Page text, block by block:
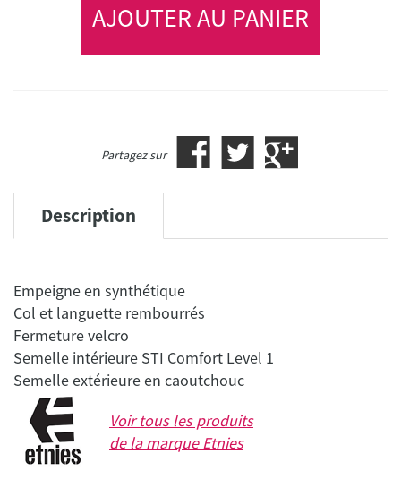
AJOUTER AU PANIER
Partagez sur
Description
Empeigne en synthétique
Col et languette rembourrés
Fermeture velcro
Semelle intérieure STI Comfort Level 1
Voir tous les produits
de la marqueEtnies